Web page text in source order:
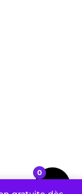
0